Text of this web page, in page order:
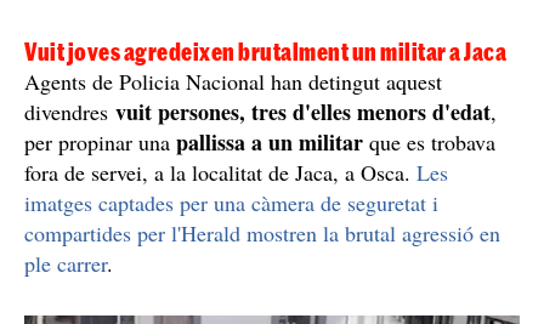
Vuit joves agredeixen brutalment un militar a Jaca
Agents de Policia Nacional han detingut aquest
divendres vuit persones, tres d'elles menors d'edat,
per propinar una pallissa a un militar que es trobava
fora de servei, a la localitat de Jaca, a Osca. Les
imatges captades per una càmera de seguretat i
compartides per l'Herald mostren la brutal agressió en
ple carrer.